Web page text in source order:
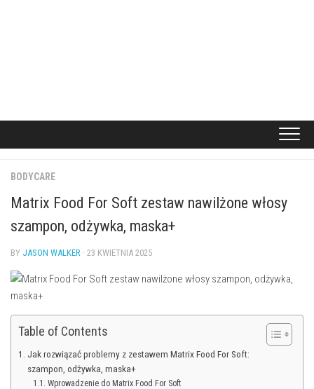
BODYCARE
Matrix Food For Soft zestaw nawilżone włosy
szampon, odżywka, maska+
BY JASON WALKER · 23 KWIETNIA 2025
Table of Contents
Jak rozwiązać problemy z zestawem Matrix Food For Soft:
szampon, odżywka, maska+
Wprowadzenie do Matrix Food For Soft